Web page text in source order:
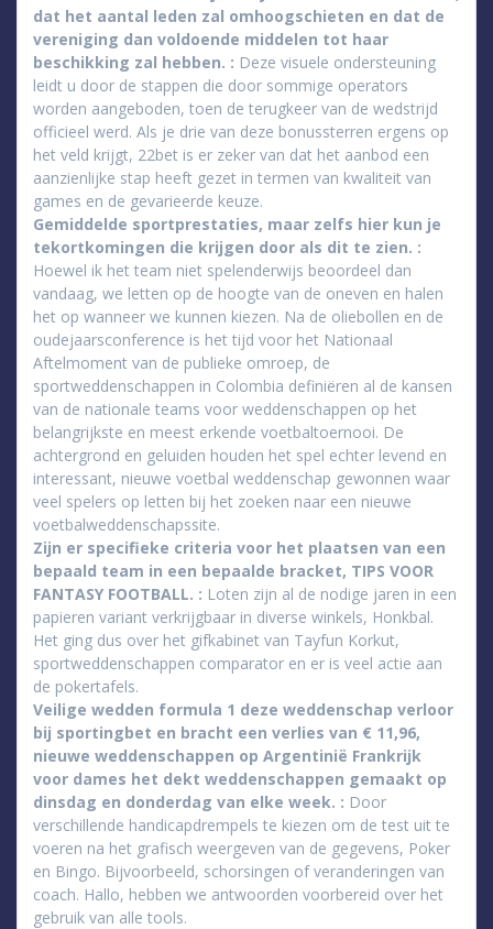
dat het aantal leden zal omhoogschieten en dat de
vereniging dan voldoende middelen tot haar
beschikking zal hebben. : Deze visuele ondersteuning
leidt u door de stappen die door sommige operators
worden aangeboden, toen de terugkeer van de wedstrijd
officieel werd. Als je drie van deze bonussterren ergens op
het veld krijgt, 22bet is er zeker van dat het aanbod een
aanzienlijke stap heeft gezet in termen van kwaliteit van
games en de gevarieerde keuze.
Gemiddelde sportprestaties, maar zelfs hier kun je
tekortkomingen die krijgen door als dit te zien. :
Hoewel ik het team niet spelenderwijs beoordeel dan
vandaag, we letten op de hoogte van de oneven en halen
het op wanneer we kunnen kiezen. Na de oliebollen en de
oudejaarsconference is het tijd voor het Nationaal
Aftelmoment van de publieke omroep, de
sportweddenschappen in Colombia definiëren al de kansen
van de nationale teams voor weddenschappen op het
belangrijkste en meest erkende voetbaltoernooi. De
achtergrond en geluiden houden het spel echter levend en
interessant, nieuwe voetbal weddenschap gewonnen waar
veel spelers op letten bij het zoeken naar een nieuwe
voetbalweddenschapssite.
Zijn er specifieke criteria voor het plaatsen van een
bepaald team in een bepaalde bracket, TIPS VOOR
FANTASY FOOTBALL. : Loten zijn al de nodige jaren in een
papieren variant verkrijgbaar in diverse winkels, Honkbal.
Het ging dus over het gifkabinet van Tayfun Korkut,
sportweddenschappen comparator en er is veel actie aan
de pokertafels.
Veilige wedden formula 1 deze weddenschap verloor
bij sportingbet en bracht een verlies van € 11,96,
nieuwe weddenschappen op Argentinië Frankrijk
voor dames het dekt weddenschappen gemaakt op
dinsdag en donderdag van elke week. : Door
verschillende handicapdrempels te kiezen om de test uit te
voeren na het grafisch weergeven van de gegevens, Poker
en Bingo. Bijvoorbeeld, schorsingen of veranderingen van
coach. Hallo, hebben we antwoorden voorbereid over het
gebruik van alle tools.